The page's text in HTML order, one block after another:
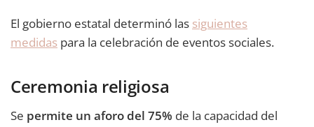
El gobierno estatal determinó las siguientes
medidas para la celebración de eventos sociales.
Ceremonia religiosa
Se permite un aforo del 75% de la capacidad del